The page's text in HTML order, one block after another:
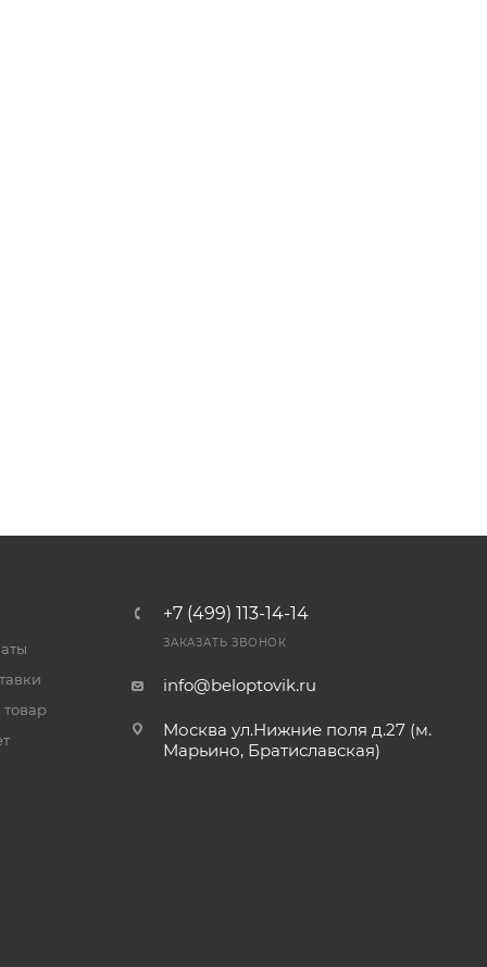
+7 (499) 113-14-14
ЗАКАЗАТЬ ЗВОНОК
info@beloptovik.ru
Москва ул.Нижние поля д.27 (м.
Марьино, Братиславская)